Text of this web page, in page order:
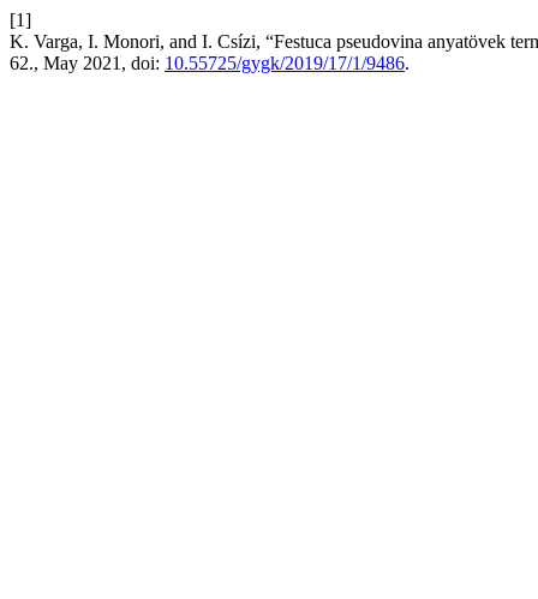
[1]
K. Varga, I. Monori, and I. Csízi, “Festuca pseudovina anyatövek
62., May 2021, doi: 10.55725/gygk/2019/17/1/9486.